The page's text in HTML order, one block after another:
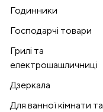
Годинники
Господарчі товари
Грилі та
електрошашличниці
Дзеркала
Для ванної кімнати та